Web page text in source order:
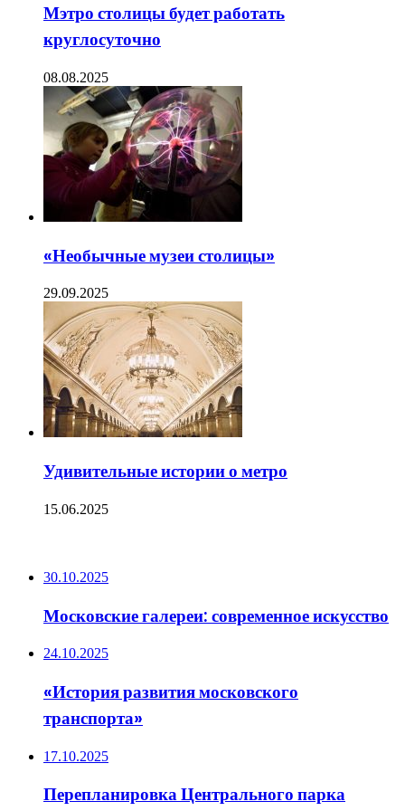
Мэтро столицы будет работать
круглосуточно
08.08.2025
«Необычные музеи столицы»
29.09.2025
Удивительные истории о метро
15.06.2025
30.10.2025
Московские галереи: современное искусство
24.10.2025
«История развития московского
транспорта»
17.10.2025
Перепланировка Центрального парка